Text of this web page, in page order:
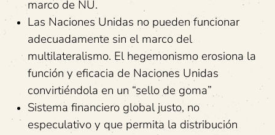
marco de NU.
Las Naciones Unidas no pueden funcionar
adecuadamente sin el marco del
multilateralismo. El hegemonismo erosiona la
función y eficacia de Naciones Unidas
convirtiéndola en un “sello de goma”
Sistema financiero global justo, no
especulativo y que permita la distribución